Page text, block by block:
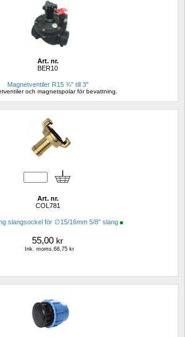
Art. nr.
BER10
Magnetventiler R15 ¾" till 3"
och magnetspolar för bevattning.
Art. nr.
COL781
slangsockel för ∅15/16mm 5/8" slang
55,00 kr
Ink. moms.68,75 kr